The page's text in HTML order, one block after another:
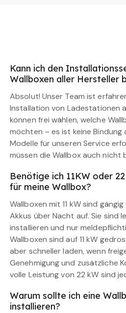
Kann ich den
Wallboxen aller Hersteller
Absolut! Unser Team ist
Installation von Ladestationen
können frei wählen, welche
möchten – es ist keine Bindung
Modelle für unseren Service
müssen die Wallbox auch nicht
Benötige ich 11KW oder
für meine Wallbox?
Wallboxen mit 11 kW sind
Akkus über Nacht auf. Sie sind
installieren und nur
Wallboxen sind auf 11 kW
aber schneller laden, wenn
Genehmigung und zusätzliche
volle Leistung von 22 kW sind
Warum sollte ich eine
installieren?